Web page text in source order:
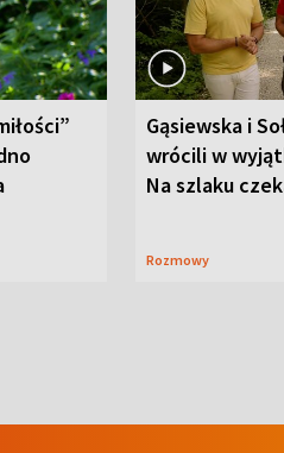
Gąsiewska i
wrócili w
Na szlaku
Rozmowy